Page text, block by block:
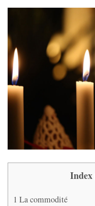
Index
1 La commodité